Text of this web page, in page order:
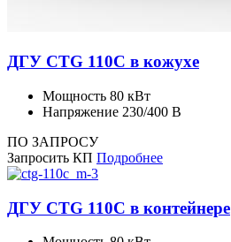
ДГУ CTG 110C в кожухе
Мощность 80 кВт
Напряжение 230/400 В
ПО ЗАПРОСУ
Запросить КП Подробнее
ДГУ CTG 110C в контейнере